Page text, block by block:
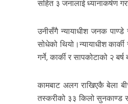
सहित ३ जनालाई ध्यानाकर्षण
उनीसँगै न्यायाधीश जनक पाण्डे
सोधेको थियो।न्यायाधीश
गर्ने, कार्की र सापकोटाको २
कामबाट अलग राखिएकै बेला
तस्करीको ३३ किलो सुनकाण्ड